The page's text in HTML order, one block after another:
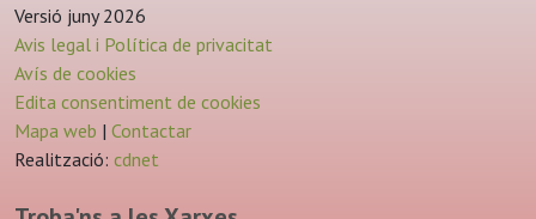
Versió juny 2026
Avis legal i Política de privacitat
Avís de cookies
Edita consentiment de cookies
Mapa web | Contactar
Realització: cdnet